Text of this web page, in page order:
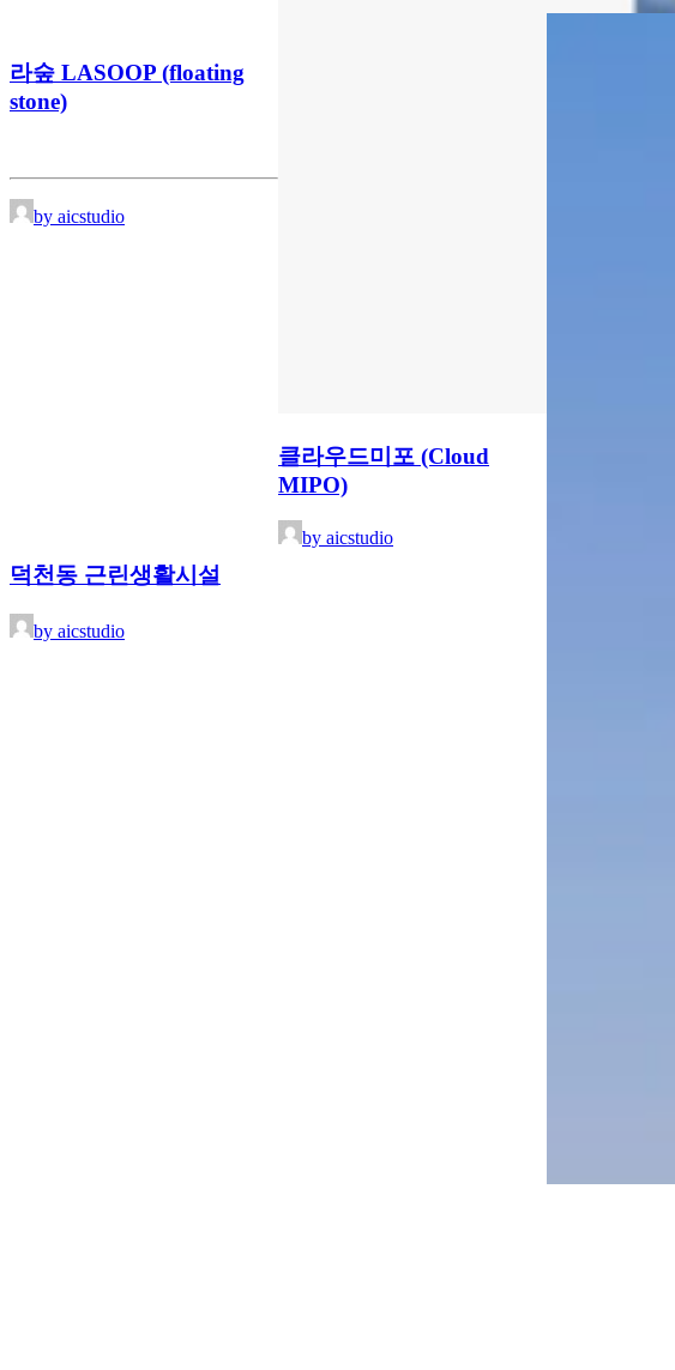
라숲 LASOOP (floating
stone)
by aicstudio
클라우드미포 (Cloud
MIPO)
by aicstudio
덕천동 근린생활시설
by aicstudio